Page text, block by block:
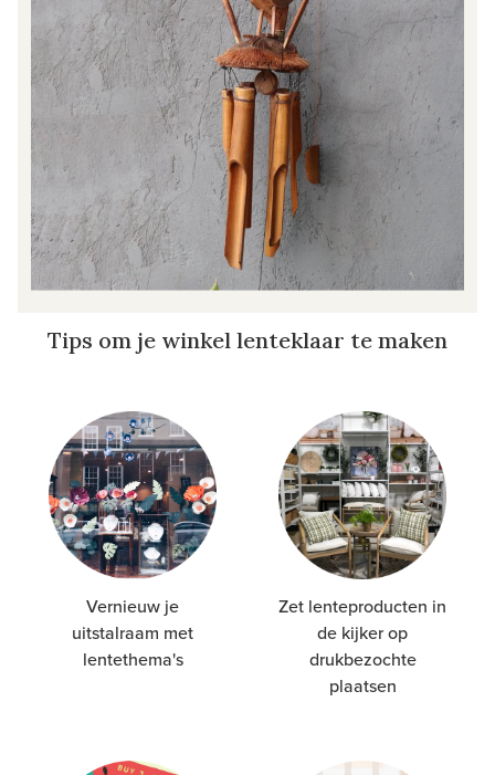
Tips om je winkel lenteklaar te maken
Vernieuw je
uitstalraam met
lentethema's
Zet lenteproducten in
de kijker op
drukbezochte
plaatsen